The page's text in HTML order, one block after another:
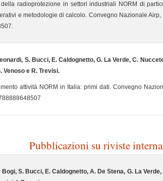
della radioprotezione in settori industriali NORM di
e metodologie di calcolo. Convegno Nazionale
S. Bucci, E. Caldognetto, G. La Verde, C.
Venoso e R. Trevisi.
attività NORM in Italia: primi dati. Convegno
Pubblicazioni su riviste
Bogi, S. Bucci, E. Caldognetto, A. De Stena, G. La